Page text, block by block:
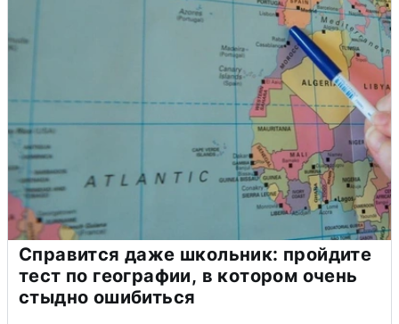
Справится даже школьник: пройдите
тест по географии, в котором очень
стыдно ошибиться